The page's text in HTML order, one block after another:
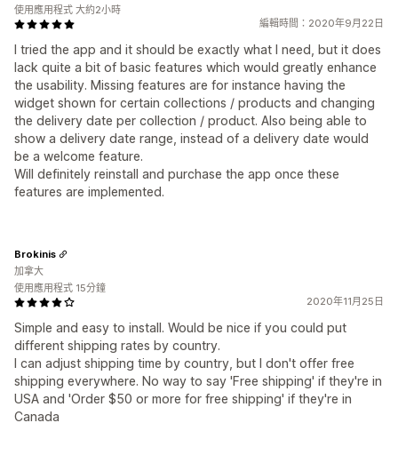
編輯時間：2020年9月22日
I tried the app and it should be exactly what I need, but it does
lack quite a bit of basic features which would greatly enhance
the usability. Missing features are for instance having the
widget shown for certain collections / products and changing
the delivery date per collection / product. Also being able to
show a delivery date range, instead of a delivery date would
be a welcome feature.
Will definitely reinstall and purchase the app once these
features are implemented.
使用應用程式 大約2小時
2020年11月25日
Simple and easy to install. Would be nice if you could put
different shipping rates by country.
I can adjust shipping time by country, but I don't offer free
shipping everywhere. No way to say 'Free shipping' if they're in
USA and 'Order $50 or more for free shipping' if they're in
Canada
Brokinis
加拿大
使用應用程式 15分鐘